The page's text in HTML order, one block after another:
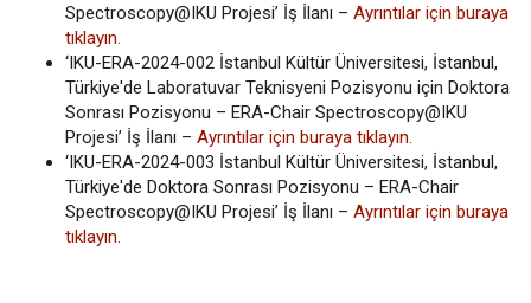
Spectroscopy@IKU Projesi’ İş İlanı – Ayrıntılar için buraya
tıklayın.
‘IKU-ERA-2024-002 İstanbul Kültür Üniversitesi, İstanbul,
Türkiye'de Laboratuvar Teknisyeni Pozisyonu için Doktora
Sonrası Pozisyonu – ERA-Chair Spectroscopy@IKU
Projesi’ İş İlanı – Ayrıntılar için buraya tıklayın.
‘IKU-ERA-2024-003 İstanbul Kültür Üniversitesi, İstanbul,
Türkiye'de Doktora Sonrası Pozisyonu – ERA-Chair
Spectroscopy@IKU Projesi’ İş İlanı – Ayrıntılar için buraya
tıklayın.